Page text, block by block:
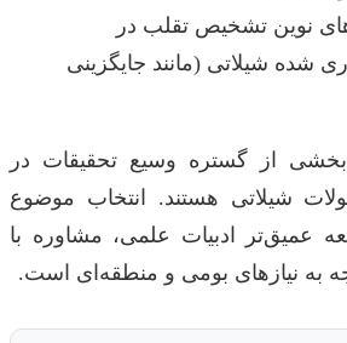
نوین تشخیص تقلب در
شده شیلاتی (مانند جایگزینی
بخشی از گستره وسیع تحقیقات در
شیلاتی هستند. انتخاب موضوع
عمیق‌تر ادبیات علمی، مشاوره با
به نیازهای بومی و منطقه‌ای است.